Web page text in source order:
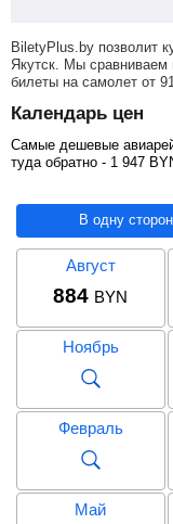
BiletyPlus.by позволит
Якутск. Мы сравниваем
билеты на самолет от
Календарь цен
Самые дешевые
туда обратно - 1 947
В одну
Август
884 BYN
Ноябрь
Февраль
Май